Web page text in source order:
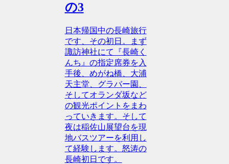
の3
日本帰国中の長崎旅行
です、その初日。まず
諏訪神社にて『長崎く
んち』の指定席券を入
手後、めがね橋、大浦
天主堂、グラバー園、
そしてオランダ坂など
の観光ポイントをまわ
っていきます。そして
夜は稲佐山展望台を現
地バスツアーを利用し
て経験します。怒涛の
長崎初日です。